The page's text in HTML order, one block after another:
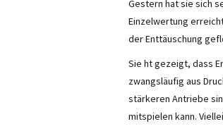
Gestern hat sie sich
Einzelwertung
der Enttäuschung
Sie ht gezeigt, dass
zwangsläufig aus
stärkeren Antriebe
mitspielen kann.